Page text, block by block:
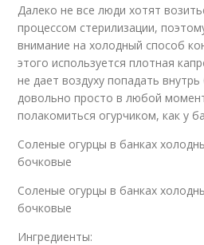
Далеко не все люди хотят
процессом стерилизации,
внимание на холодный способ
этого используется плотная
не дает воздуху попадать
довольно просто в любой
полакомиться огурчиком, как у
Соленые огурцы в банках
бочковые
Соленые огурцы в банках
бочковые
Ингредиенты: